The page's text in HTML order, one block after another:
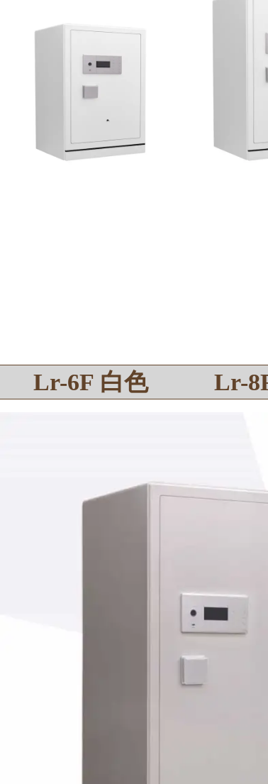
Lr-6F 白色 Lr-